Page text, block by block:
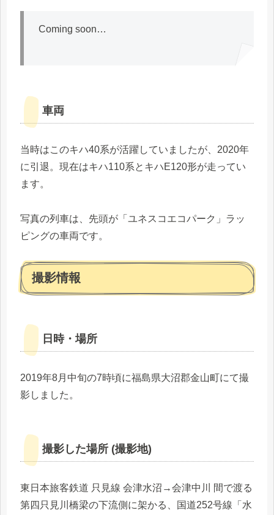
Coming soon…
車両
当時はこのキハ40系が活躍していましたが、2020年
に引退。現在はキハ110系とキハE120形が走ってい
ます。
写真の列車は、先頭が「ユネスコエコパーク」ラッ
ピングの車両です。
撮影情報
日時・場所
2019年8月中旬の7時頃に福島県大沼郡金山町にて撮
影しました。
撮影した場所 (撮影地)
東日本旅客鉄道 只見線 会津水沼→会津中川 間で渡る
第四只見川橋梁の下流側に架かる、国道252号線「水